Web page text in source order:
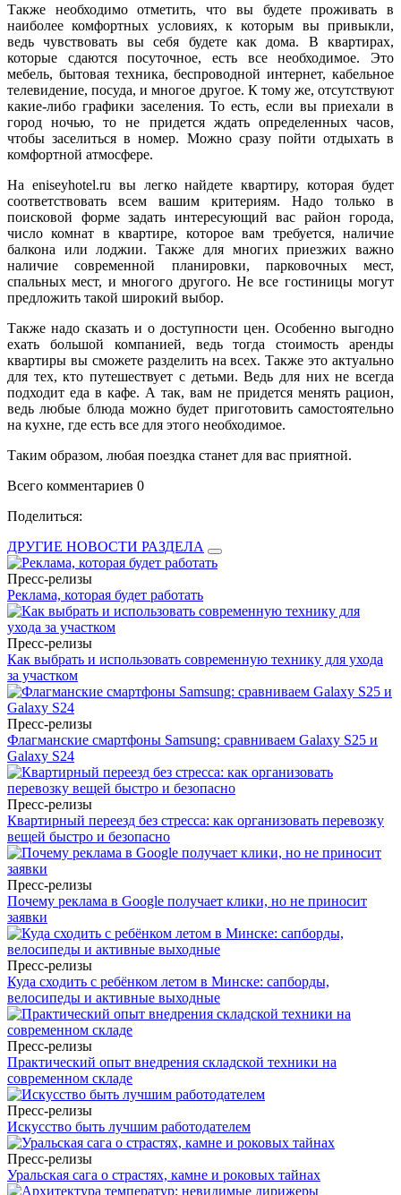
Также необходимо отметить, что вы будете проживать в
наиболее комфортных условиях, к которым вы привыкли,
ведь чувствовать вы себя будете как дома. В квартирах,
которые сдаются посуточное, есть все необходимое. Это
мебель, бытовая техника, беспроводной интернет, кабельное
телевидение, посуда, и многое другое. К тому же, отсутствуют
какие-либо графики заселения. То есть, если вы приехали в
город ночью, то не придется ждать определенных часов,
чтобы заселиться в номер. Можно сразу пойти отдыхать в
комфортной атмосфере.
На eniseyhotel.ru вы легко найдете квартиру, которая будет
соответствовать всем вашим критериям. Надо только в
поисковой форме задать интересующий вас район города,
число комнат в квартире, которое вам требуется, наличие
балкона или лоджии. Также для многих приезжих важно
наличие современной планировки, парковочных мест,
спальных мест, и многого другого. Не все гостиницы могут
предложить такой широкий выбор.
Также надо сказать и о доступности цен. Особенно выгодно
ехать большой компанией, ведь тогда стоимость аренды
квартиры вы сможете разделить на всех. Также это актуально
для тех, кто путешествует с детьми. Ведь для них не всегда
подходит еда в кафе. А так, вам не придется менять рацион,
ведь любые блюда можно будет приготовить самостоятельно
на кухне, где есть все для этого необходимое.
Таким образом, любая поездка станет для вас приятной.
Всего комментариев 0
Поделиться:
ДРУГИЕ НОВОСТИ РАЗДЕЛА
Пресс-релизы
Реклама, которая будет работать
Пресс-релизы
Как выбрать и использовать современную технику для ухода
за участком
Пресс-релизы
Флагманские смартфоны Samsung: сравниваем Galaxy S25 и
Galaxy S24
Пресс-релизы
Квартирный переезд без стресса: как организовать перевозку
вещей быстро и безопасно
Пресс-релизы
Почему реклама в Google получает клики, но не приносит
заявки
Пресс-релизы
Куда сходить с ребёнком летом в Минске: сапборды,
велосипеды и активные выходные
Пресс-релизы
Практический опыт внедрения складской техники на
современном складе
Пресс-релизы
Искусство быть лучшим работодателем
Пресс-релизы
Уральская сага о страстях, камне и роковых тайнах